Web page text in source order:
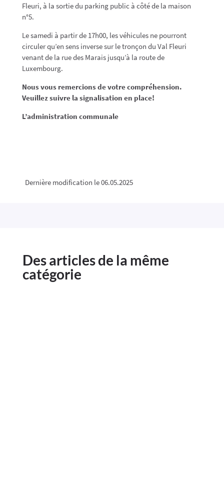
Fleuri, à la sortie du parking public à côté de la maison
n°5.
Le samedi à partir de 17h00, les véhicules ne pourront
circuler qu’en sens inverse sur le tronçon du Val Fleuri
venant de la rue des Marais jusqu’à la route de
Luxembourg.
Nous vous remercions de votre compréhension.
Veuillez suivre la signalisation en place!
L’administration communale
Dernière modification le 06.05.2025
Des articles de la même
catégorie